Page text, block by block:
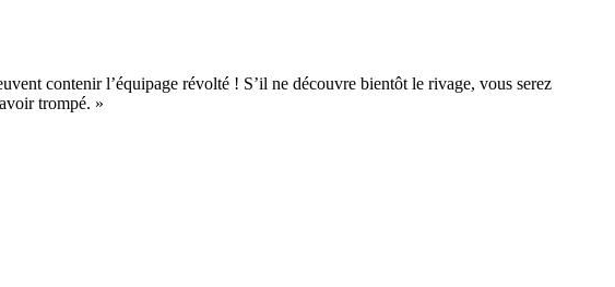
contenir l’équipage révolté ! S’il ne découvre bientôt le rivage, vous serez
trompé. »